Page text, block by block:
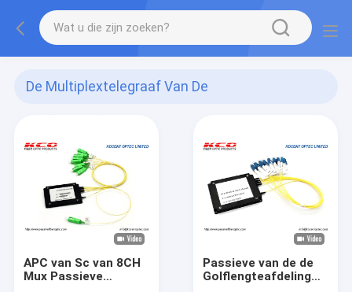
De Multiplextelegraaf Van De
APC van Sc van 8CH
Mux Passieve
Passieve van de de
Golflengteafdeling